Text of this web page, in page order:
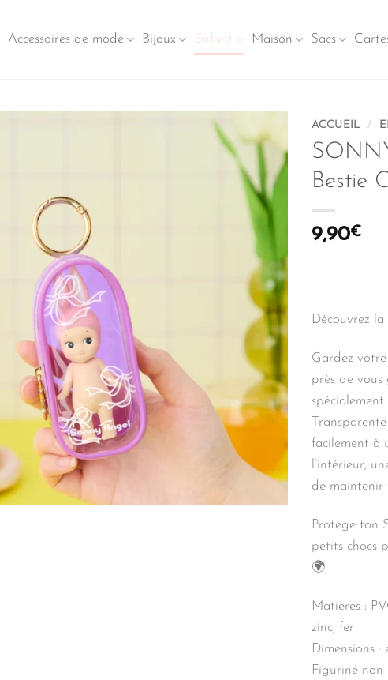
Accessoires de mode Bijoux Enfant Maison Sacs
ACCUEIL /
Bestie
9,90€
Découvrez
Gardez
près de
facilement à
l’intérieur,
de maintenir
Protège ton
petits chocs
🌍
Matières :
zinc, fer
Dimensions :
Figurine non